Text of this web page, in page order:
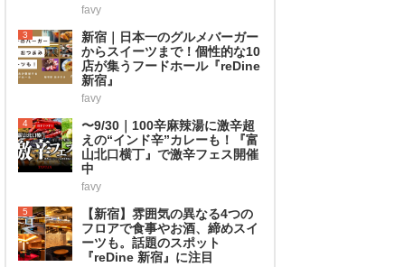
favy
3
新宿｜日本一のグルメバーガー
からスイーツまで！個性的な10
店が集うフードホール『reDine
新宿』
favy
4
〜9/30｜100辛麻辣湯に激辛超
えの“インド辛”カレーも！『富
山北口横丁』で激辛フェス開催
中
favy
5
【新宿】雰囲気の異なる4つの
フロアで食事やお酒、締めスイ
ーツも。話題のスポット
『reDine 新宿』に注目